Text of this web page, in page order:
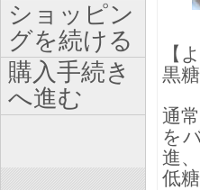
【
黒
通
を
進
低
ショッピン
グを続ける
購入手続き
へ進む